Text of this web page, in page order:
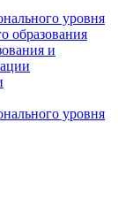
уровня
образования
и
уровня